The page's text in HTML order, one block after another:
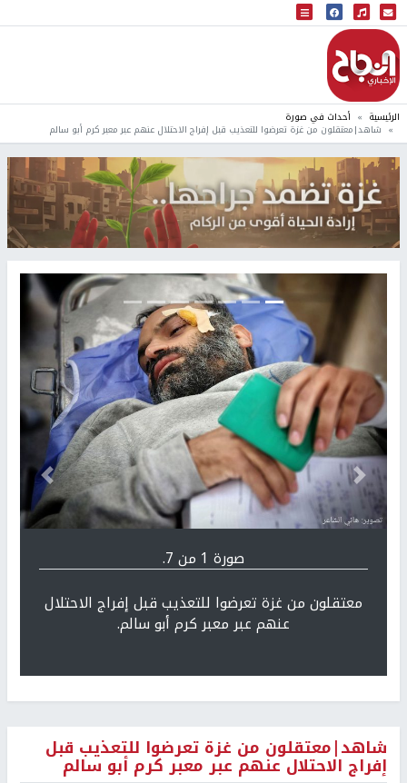
البث المباشر
إذاعة النجاح
الرئيسية أحداث في صورة
شاهد|معتقلون من غزة تعرضوا للتعذيب قبل إفراج الاحتلال عنهم عبر معبر كرم أبو سالم
صورة 1 من 7.
معتقلون من غزة تعرضوا للتعذيب قبل إفراج الاحتلال
عنهم عبر معبر كرم أبو سالم.
Previous التالي
شاهد|معتقلون من غزة تعرضوا للتعذيب قبل
إفراج الاحتلال عنهم عبر معبر كرم أبو سالم